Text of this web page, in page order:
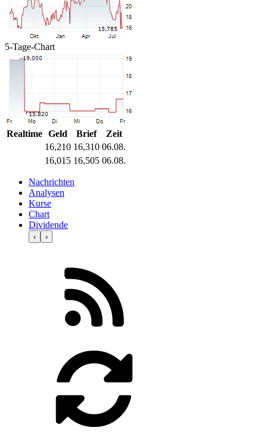
5-Tage-Chart
Realtime Geld Brief
Zeit
16,210 16,310 06.08.
16,015 16,505 06.08.
Nachrichten
Analysen
Kurse
Chart
Dividende
‹ ›